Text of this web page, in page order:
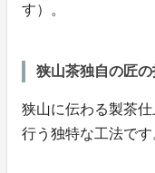
す）。
狭山茶独自の匠の
狭山に伝わる製茶
行う独特な工法です